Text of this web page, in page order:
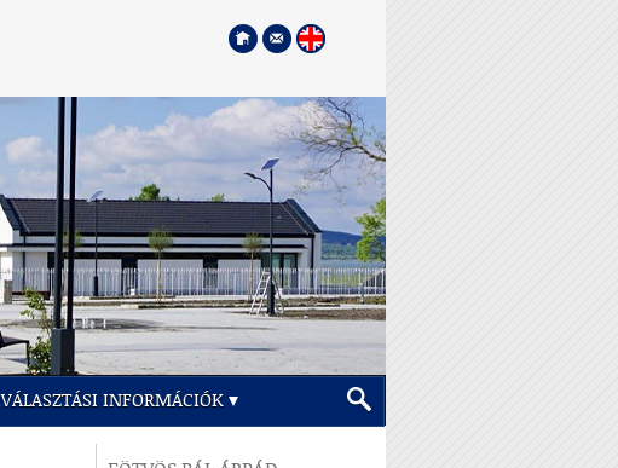
VÁLASZTÁSI INFORMÁCIÓK